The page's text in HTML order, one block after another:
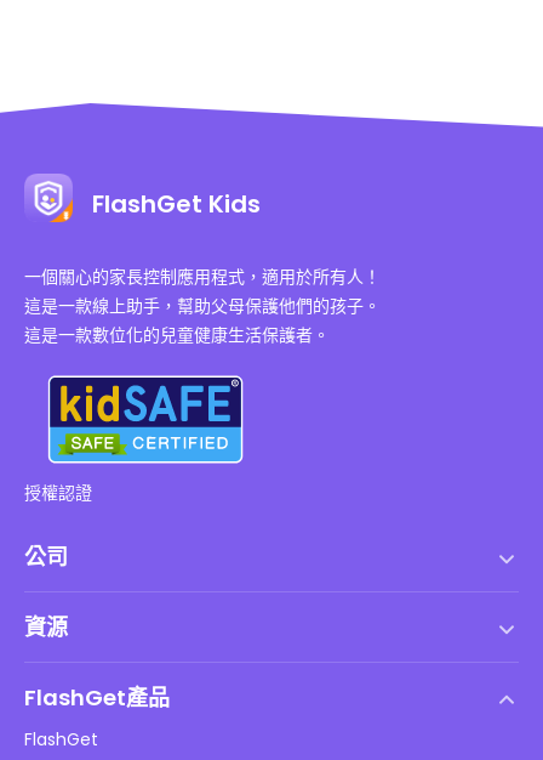
FlashGet Kids
一個關心的家長控制應用程式，適用於所有人！
這是一款線上助手，幫助父母保護他們的孩子。
這是一款數位化的兒童健康生活保護者。
授權認證
公司
DMCA 政策
隱私政策
資源
FlashGet產品
FlashGet